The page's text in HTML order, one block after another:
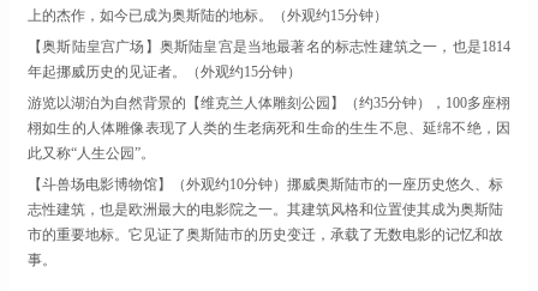
上的杰作，如今已成为奥斯陆的地标。（外观约15分钟）
【奥斯陆皇宫广场】奥斯陆皇宫是当地最著名的标志性建筑之一，也是1814
年起挪威历史的见证者。（外观约15分钟）
游览以湖泊为自然背景的【维克兰人体雕刻公园】（约35分钟），100多座栩
栩如生的人体雕像表现了人类的生老病死和生命的生生不息、延绵不绝，因
此又称“人生公园”。
【斗兽场电影博物馆】（外观约10分钟）挪威奥斯陆市的一座历史悠久、标
志性建筑，也是欧洲最大的电影院之一。其建筑风格和位置使其成为奥斯陆
市的重要地标。它见证了奥斯陆市的历史变迁，承载了无数电影的记忆和故
事。